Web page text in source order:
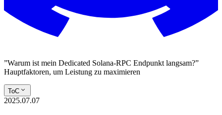
”Warum ist mein Dedicated Solana-RPC Endpunkt langsam?”
Hauptfaktoren, um Leistung zu maximieren
ToC
2025.07.07